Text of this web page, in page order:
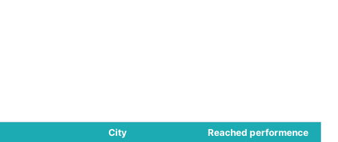
City
Reached performence